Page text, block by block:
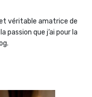
véritable amatrice de
passion que j‘ai pour la